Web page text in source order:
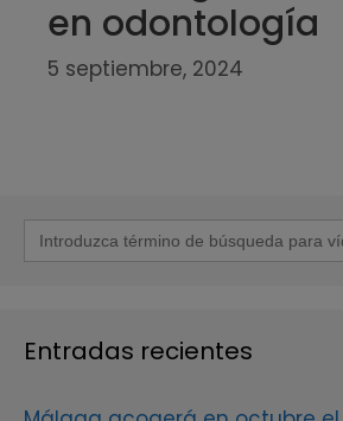
en odontología
5 septiembre, 2024
Buscar:
Entradas recientes